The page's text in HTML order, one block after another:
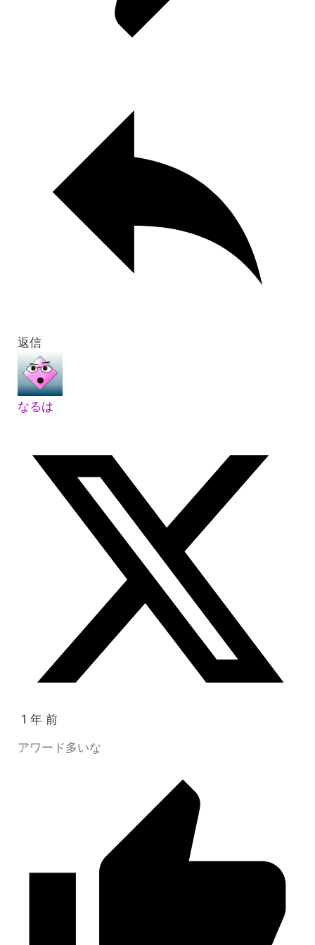
返信
なるは
1 年 前
アワード多いな